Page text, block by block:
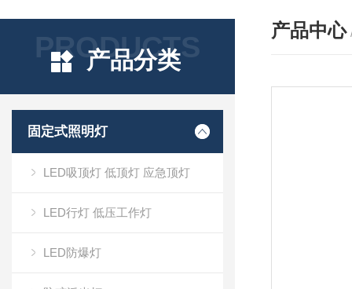
PRODUCTS
产品分类
固定式照明灯
LED吸顶灯 低顶灯 应急顶灯
LED行灯 低压工作灯
LED防爆灯
产品中心